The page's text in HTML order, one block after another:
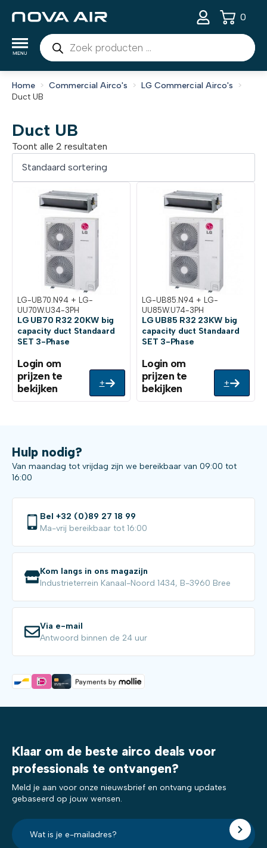
Producten
zoeken
0
Home Commercial Airco's
LG Commercial Airco's
Duct UB
Duct UB
Toont alle 2 resultaten
LG-UB70.N94 + LG-
UU70W.U34-3PH
LG UB70 R32 20KW big
capacity duct Standaard
SET 3-Phase
Login om
prijzen te
bekijken
+
LG-UB85.N94 + LG-
UU85W.U74-3PH
LG UB85 R32 23KW big
capacity duct Standaard
SET 3-Phase
Login om
prijzen te
bekijken
+
Hulp nodig?
Van maandag tot vrijdag zijn we bereikbaar van 09:00 tot
16:00
Bel +32 (0)89 27 18 99
Ma-vrij bereikbaar tot 16:00
Kom langs in ons magazijn
Industrieterrein Kanaal-Noord 1434, B-3960 Bree
Via e-mail
Antwoord binnen de 24 uur
Klaar om de beste airco deals voor
professionals te ontvangen?
Meld je aan voor onze nieuwsbrief en ontvang updates
gebaseerd op jouw wensen.
E-
mailadres?
*